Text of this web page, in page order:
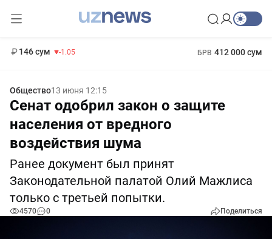
146 сум -1.05 БРВ 412 000 сум
Общество13 июня 12:15
Сенат одобрил закон о защите
населения от вредного
воздействия шума
Ранее документ был принят
Законодательной палатой Олий Мажлиса
только с третьей попытки.
4570 0 Поделиться